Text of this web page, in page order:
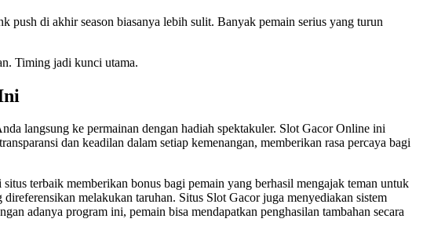
push di akhir season biasanya lebih sulit. Banyak pemain serius yang turun
Timing jadi kunci utama.
langsung ke permainan dengan hadiah spektakuler. Slot Gacor Online ini
dan keadilan dalam setiap kemenangan, memberikan rasa percaya bagi
situs terbaik memberikan bonus bagi pemain yang berhasil mengajak teman untuk
melakukan taruhan. Situs Slot Gacor juga menyediakan sistem
adanya program ini, pemain bisa mendapatkan penghasilan tambahan secara